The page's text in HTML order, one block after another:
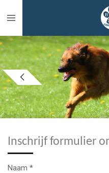
direct
naar
de
hoofdinhoud
Inschrijf formulier
Naam *